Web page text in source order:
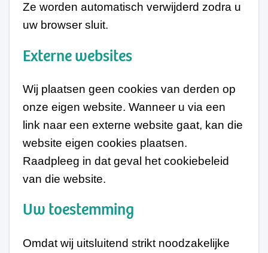
Ze worden automatisch verwijderd zodra u
uw browser sluit.
Externe websites
Wij plaatsen geen cookies van derden op
onze eigen website. Wanneer u via een
link naar een externe website gaat, kan die
website eigen cookies plaatsen.
Raadpleeg in dat geval het cookiebeleid
van die website.
Uw toestemming
Omdat wij uitsluitend strikt noodzakelijke